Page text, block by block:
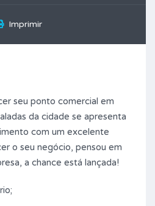
Imprimir
seu ponto comercial em
da cidade se apresenta
com um excelente
o seu negócio, pensou em
a chance está lançada!